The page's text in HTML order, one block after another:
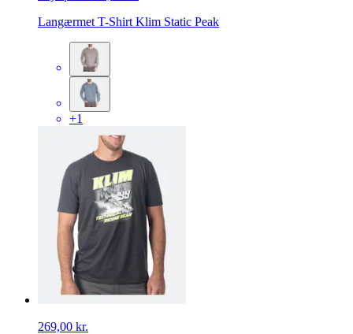
Langærmet T-Shirt Klim Static Peak
+1
269,00 kr.